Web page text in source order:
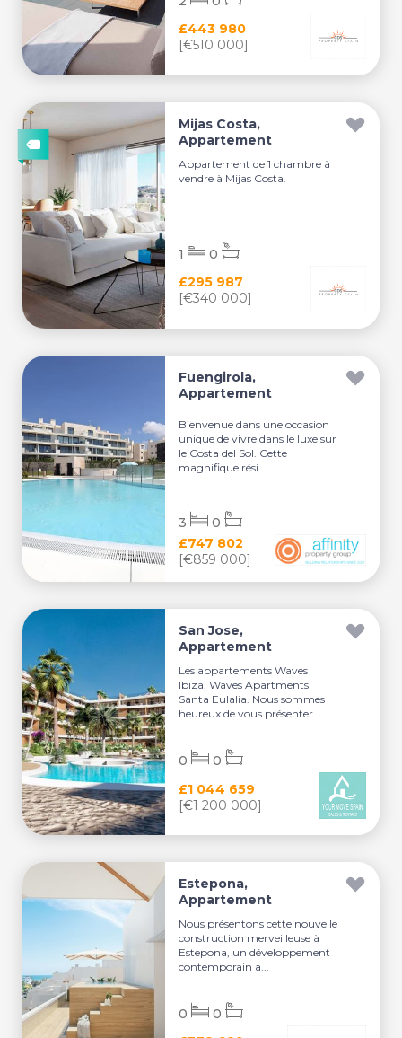
£443 980
[€510 000]
Mijas Costa,
Appartement
Appartement de 1 chambre à
vendre à Mijas Costa.
£295 987
[€340 000]
1 0
Fuengirola,
Appartement
Bienvenue dans une occasion
unique de vivre dans le luxe sur
le Costa del Sol. Cette
magnifique rési...
£747 802
[€859 000]
3 0
San Jose,
Appartement
Les appartements Waves
Ibiza. Waves Apartments
Santa Eulalia. Nous sommes
heureux de vous présenter ...
£1 044 659
[€1 200 000]
0 0
Estepona,
Appartement
Nous présentons cette nouvelle
construction merveilleuse à
Estepona, un développement
contemporain a...
0 0